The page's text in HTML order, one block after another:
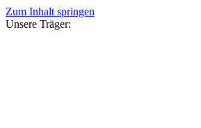
Zum Inhalt springen
Unsere Träger: